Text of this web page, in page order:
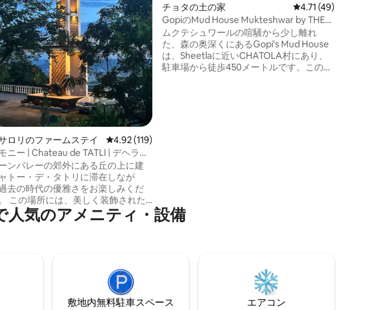
5つ星中5つ星の平均評価
ロリのファームステイ レビュー119件、5つ星中4.92つ星の平均評価
4.92 (119)
ニー | Chateau de TATLI | デヘラー
ンの丘の上
ンバレーの郊外にある丘の上に建
トー・デ・タトリに滞在しなが
去の時代の優雅さをお楽しみくだ
た
デラの谷とソン川を見渡すプラン
ルとジャグジーを備えたテラスガ
シケシュやムッソーリーなどの観
ットが40分の場所にあるにもかか
、自然、トレッキング、トレイル
ことができます。
チョタの土の家 レビュー49件、5つ
4.71 (49)
GopiのMud House Mukteshwar by THE
GHAUR
ムクテシュワールの喧騒から少し離れ
た、森の奥深くにあるGopi's Mud House
は、Sheetlaに近いCHATOLA村にあり、
駐車場から徒歩450メートルです。この家
人気のアメニティ・設備
敷地内無料駐⁠車ス⁠ペ⁠ー⁠ス エアコン